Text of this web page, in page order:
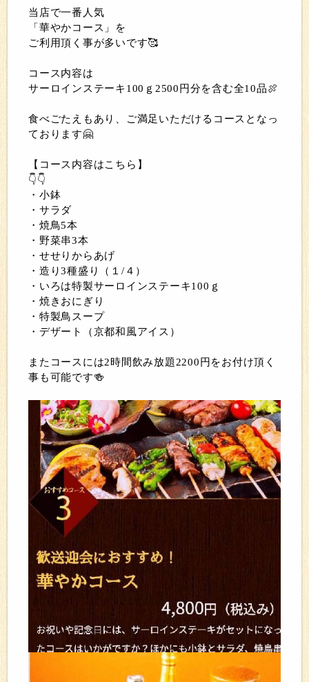
当店で一番人気
「華やかコース」を
ご利用頂く事が多いです🥰
コース内容は
サーロインステーキ100ｇ2500円分を含む全10品🍖
食べごたえもあり、ご満足いただけるコースとなっ
ております🤗
【コース内容はこちら】
👇👇
・小鉢
・サラダ
・焼鳥5本
・野菜串3本
・せせりからあげ
・造り3種盛り（１/４）
・いろは特製サーロインステーキ100ｇ
・焼きおにぎり
・特製鳥スープ
・デザート（京都和風アイス）
またコースには2時間飲み放題2200円をお付け頂く
事も可能です🍻